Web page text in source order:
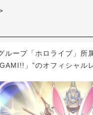
ープ「ホロライブ」所
」”のオフィシャル